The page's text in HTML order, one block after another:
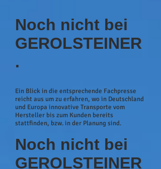
Noch nicht bei
GEROLSTEINER
.
Ein Blick in die entsprechende Fachpresse
reicht aus um zu erfahren, wo in Deutschland
und Europa innovative Transporte vom
Hersteller bis zum Kunden bereits
stattfinden, bzw. in der Planung sind.
Noch nicht bei
GEROLSTEINER